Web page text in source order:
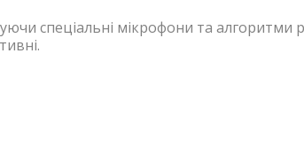
спеціальні мікрофони та алгоритми